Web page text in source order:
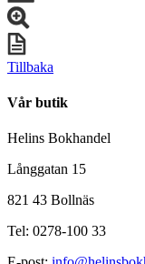
Tillbaka
Vår butik
Helins Bokhandel
Långgatan 15
821 43 Bollnäs
Tel: 0278-100 33